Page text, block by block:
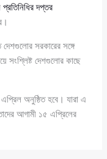
প্রতিনিধির দপ্তর
সরকারের সঙ্গে
সংশ্লিষ্ট দেশগুলোর কাছে
অনুষ্ঠিত হবে। যারা এ
আগামী ১৫ এপ্রিলের